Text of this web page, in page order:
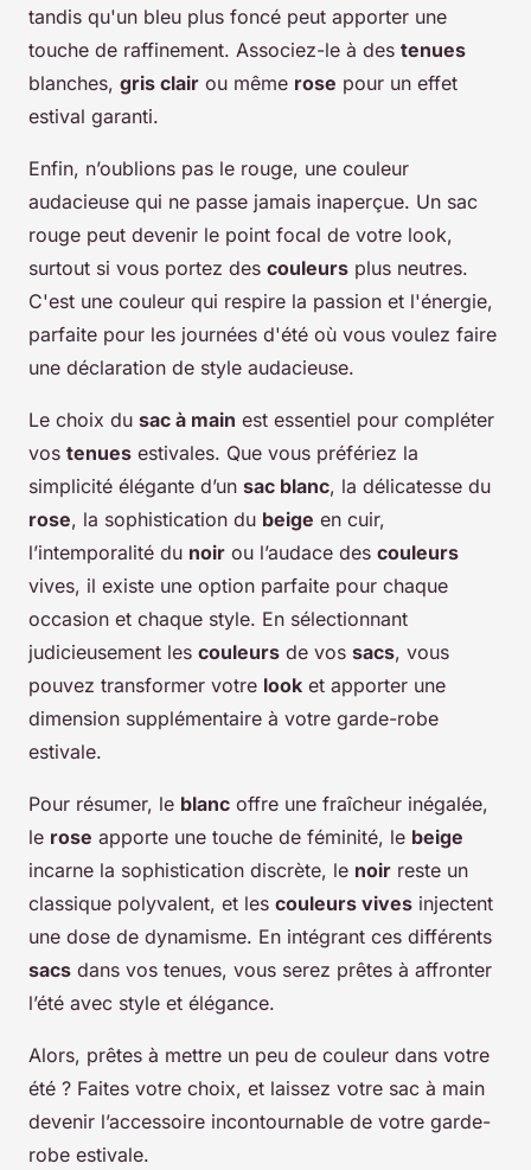
tandis qu'un bleu plus foncé peut apporter une
touche de raffinement. Associez-le à des tenues
blanches, gris clair ou même rose pour un effet
estival garanti.
Enfin, n’oublions pas le rouge, une couleur
audacieuse qui ne passe jamais inaperçue. Un sac
rouge peut devenir le point focal de votre look,
surtout si vous portez des couleurs plus neutres.
C'est une couleur qui respire la passion et l'énergie,
parfaite pour les journées d'été où vous voulez faire
une déclaration de style audacieuse.
Le choix du sac à main est essentiel pour compléter
vos tenues estivales. Que vous préfériez la
simplicité élégante d’un sac blanc, la délicatesse du
rose, la sophistication du beige en cuir,
l’intemporalité du noir ou l’audace des couleurs
vives, il existe une option parfaite pour chaque
occasion et chaque style. En sélectionnant
judicieusement les couleurs de vos sacs, vous
pouvez transformer votre look et apporter une
dimension supplémentaire à votre garde-robe
estivale.
Pour résumer, le blanc offre une fraîcheur inégalée,
le rose apporte une touche de féminité, le beige
incarne la sophistication discrète, le noir reste un
classique polyvalent, et les couleurs vives injectent
une dose de dynamisme. En intégrant ces différents
sacs dans vos tenues, vous serez prêtes à affronter
l’été avec style et élégance.
Alors, prêtes à mettre un peu de couleur dans votre
été ? Faites votre choix, et laissez votre sac à main
devenir l’accessoire incontournable de votre garde-
robe estivale.